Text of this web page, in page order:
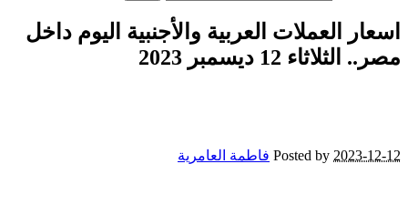
اسعار العملات العربية والأجنبية اليوم داخل
مصر.. الثلاثاء 12 ديسمبر 2023
2023-12-12
Posted by فاطمة العامرية